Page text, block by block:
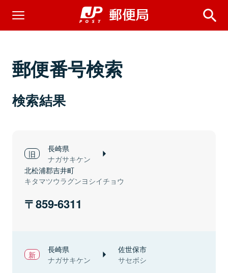
郵便番号検索
検索結果
長崎県
ナガサキケン
北松浦郡吉井町
キタマツウラグンヨシイチョウ
859-6311
長崎県
ナガサキケン
佐世保市
サセボシ